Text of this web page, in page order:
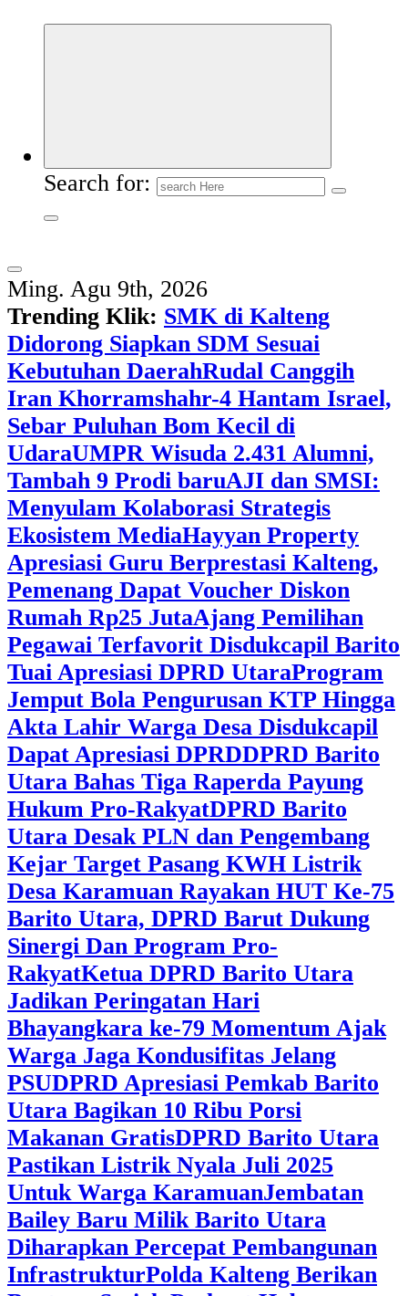
Search for:
Ming. Agu 9th, 2026
Trending Klik: SMK di Kalteng
Didorong Siapkan SDM Sesuai
Kebutuhan DaerahRudal Canggih
Iran Khorramshahr-4 Hantam Israel,
Sebar Puluhan Bom Kecil di
UdaraUMPR Wisuda 2.431 Alumni,
Tambah 9 Prodi baruAJI dan SMSI:
Menyulam Kolaborasi Strategis
Ekosistem MediaHayyan Property
Apresiasi Guru Berprestasi Kalteng,
Pemenang Dapat Voucher Diskon
Rumah Rp25 JutaAjang Pemilihan
Pegawai Terfavorit Disdukcapil Barito
Tuai Apresiasi DPRD UtaraProgram
Jemput Bola Pengurusan KTP Hingga
Akta Lahir Warga Desa Disdukcapil
Dapat Apresiasi DPRDDPRD Barito
Utara Bahas Tiga Raperda Payung
Hukum Pro-RakyatDPRD Barito
Utara Desak PLN dan Pengembang
Kejar Target Pasang KWH Listrik
Desa Karamuan Rayakan HUT Ke-75
Barito Utara, DPRD Barut Dukung
Sinergi Dan Program Pro-
RakyatKetua DPRD Barito Utara
Jadikan Peringatan Hari
Bhayangkara ke-79 Momentum Ajak
Warga Jaga Kondusifitas Jelang
PSUDPRD Apresiasi Pemkab Barito
Utara Bagikan 10 Ribu Porsi
Makanan GratisDPRD Barito Utara
Pastikan Listrik Nyala Juli 2025
Untuk Warga KaramuanJembatan
Bailey Baru Milik Barito Utara
Diharapkan Percepat Pembangunan
InfrastrukturPolda Kalteng Berikan